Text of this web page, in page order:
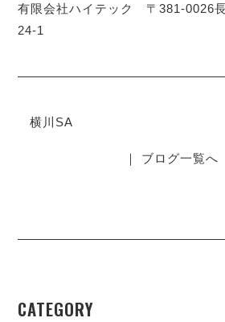
有限会社ハイテック 〒381-0026
24-1
横川SA
｜ ブログ一覧へ
CATEGORY